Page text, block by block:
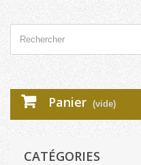
Panier (vide)
CATÉGORIES